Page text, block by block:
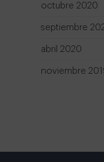
octubre 2020
septiembre
abril 2020
noviembre